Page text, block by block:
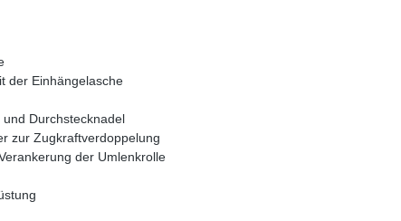
der Einhängelasche
Durchstecknadel
zur Zugkraftverdoppelung
der Umlenkrolle